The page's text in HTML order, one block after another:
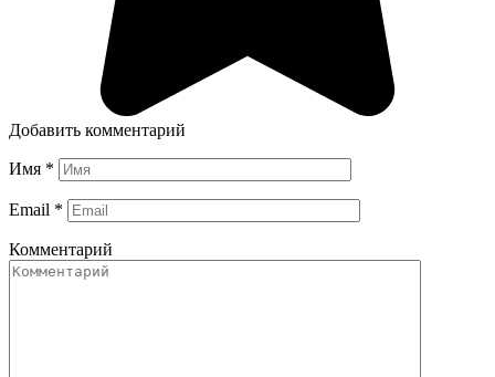
Добавить комментарий
Имя *
Email *
Комментарий